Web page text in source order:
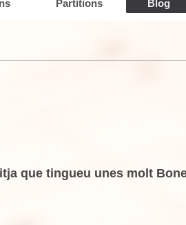
Partitions Blog
que tingueu unes molt